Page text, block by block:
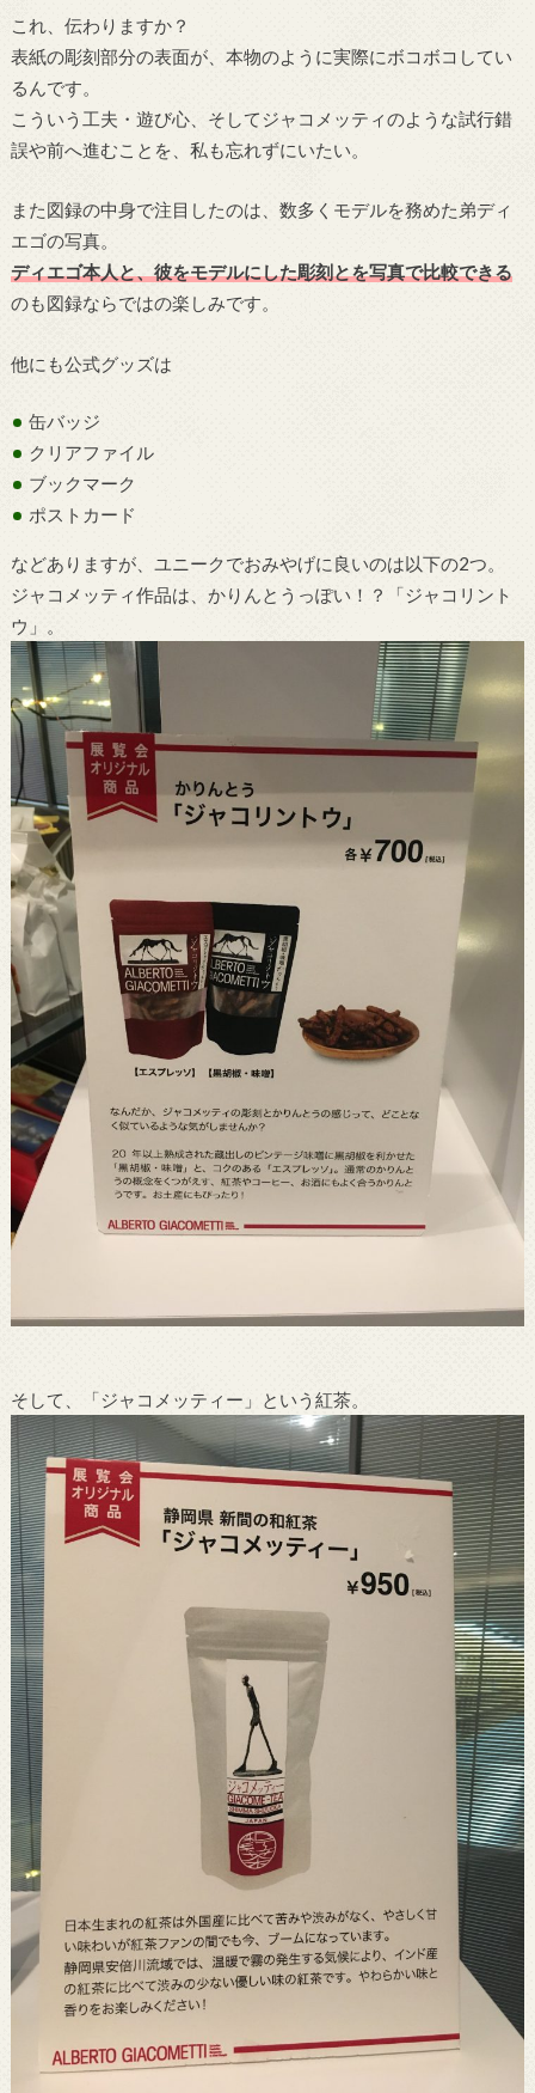
これ、伝わりますか？
表紙の彫刻部分の表面が、本物のように実際にボコボコしてい
るんです。
こういう工夫・遊び心、そしてジャコメッティのような試行錯
誤や前へ進むことを、私も忘れずにいたい。
また図録の中身で注目したのは、数多くモデルを務めた弟ディ
エゴの写真。
ディエゴ本人と、彼をモデルにした彫刻とを写真で比較できる
のも図録ならではの楽しみです。
他にも公式グッズは
缶バッジ
クリアファイル
ブックマーク
ポストカード
などありますが、ユニークでおみやげに良いのは以下の2つ。
ジャコメッティ作品は、かりんとうっぽい！？「ジャコリント
ウ」。
そして、「ジャコメッティー」という紅茶。